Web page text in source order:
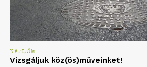
NAPLÓM
Vizsgáljuk köz(ös)műveinket!